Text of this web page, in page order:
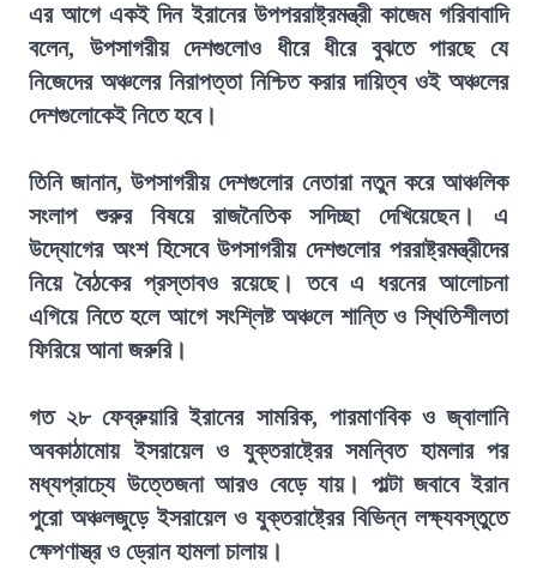
এর আগে একই দিন ইরানের উপপররাষ্ট্রমন্ত্রী কাজেম গরিবাবাদি
বলেন, উপসাগরীয় দেশগুলোও ধীরে ধীরে বুঝতে পারছে যে
নিজেদের অঞ্চলের নিরাপত্তা নিশ্চিত করার দায়িত্ব ওই অঞ্চলের
দেশগুলোকেই নিতে হবে।
তিনি জানান, উপসাগরীয় দেশগুলোর নেতারা নতুন করে আঞ্চলিক
সংলাপ শুরুর বিষয়ে রাজনৈতিক সদিচ্ছা দেখিয়েছেন। এ
উদ্যোগের অংশ হিসেবে উপসাগরীয় দেশগুলোর পররাষ্ট্রমন্ত্রীদের
নিয়ে বৈঠকের প্রস্তাবও রয়েছে। তবে এ ধরনের আলোচনা
এগিয়ে নিতে হলে আগে সংশ্লিষ্ট অঞ্চলে শান্তি ও স্থিতিশীলতা
ফিরিয়ে আনা জরুরি।
গত ২৮ ফেব্রুয়ারি ইরানের সামরিক, পারমাণবিক ও জ্বালানি
অবকাঠামোয় ইসরায়েল ও যুক্তরাষ্ট্রের সমন্বিত হামলার পর
মধ্যপ্রাচ্যে উত্তেজনা আরও বেড়ে যায়। পাল্টা জবাবে ইরান
পুরো অঞ্চলজুড়ে ইসরায়েল ও যুক্তরাষ্ট্রের বিভিন্ন লক্ষ্যবস্তুতে
ক্ষেপণাস্ত্র ও ড্রোন হামলা চালায়।